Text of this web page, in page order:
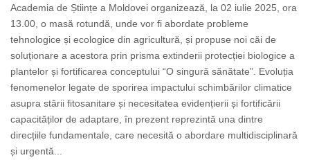
Academia de Științe a Moldovei organizează, la 02 iulie 2025, ora
13.00, o masă rotundă, unde vor fi abordate probleme
tehnologice și ecologice din agricultură, și propuse noi căi de
soluționare a acestora prin prisma extinderii protecției biologice a
plantelor și fortificarea conceptului “O singură sănătate”. Evoluția
fenomenelor legate de sporirea impactului schimbărilor climatice
asupra stării fitosanitare și necesitatea evidențierii și fortificării
capacităților de adaptare, în prezent reprezintă una dintre
direcțiile fundamentale, care necesită o abordare multidisciplinară
și urgentă...